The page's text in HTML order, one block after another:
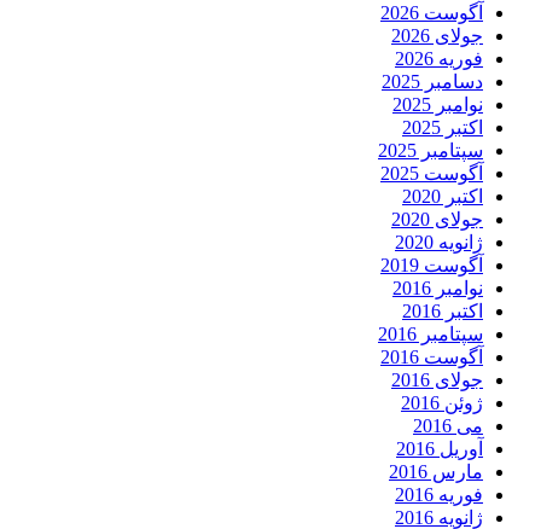
آگوست 2026
جولای 2026
فوریه 2026
دسامبر 2025
نوامبر 2025
اکتبر 2025
سپتامبر 2025
آگوست 2025
اکتبر 2020
جولای 2020
ژانویه 2020
آگوست 2019
نوامبر 2016
اکتبر 2016
سپتامبر 2016
آگوست 2016
جولای 2016
ژوئن 2016
می 2016
آوریل 2016
مارس 2016
فوریه 2016
ژانویه 2016